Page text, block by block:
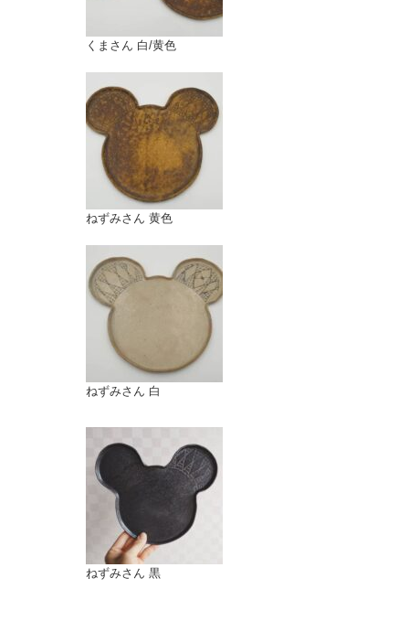
くまさん 白/黄色
ねずみさん 黄色
ねずみさん 白
ねずみさん 黒